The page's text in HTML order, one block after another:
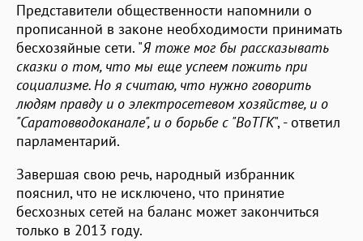
Представители общественности напомнили о
прописанной в законе необходимости принимать
бесхозяйные сети. "Я тоже мог бы рассказывать
сказки о том, что мы еще успеем пожить при
социализме. Но я считаю, что нужно говорить
людям правду и о электросетевом хозяйстве, и о
"Саратовводоканале", и о борьбе с "ВоТГК", - ответил
парламентарий.
Завершая свою речь, народный избранник
пояснил, что не исключено, что принятие
бесхозных сетей на баланс может закончиться
только в 2013 году.